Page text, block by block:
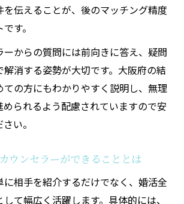
を伝えることが、後のマッチング精度
す。
ーからの質問には前向きに答え、疑問
消する姿勢が大切です。大阪府の結
ての方にもわかりやすく説明し、無理
められるよう配慮されていますので安
い。
ウンセラーができることとは
に相手を紹介するだけでなく、婚活全
て幅広く活躍します。具体的には、